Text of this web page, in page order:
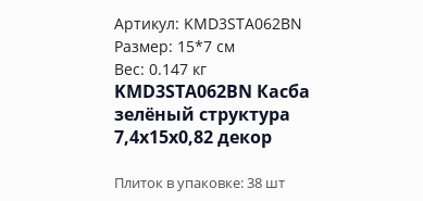
Артикул: KMD3STA062BN
Размер: 15*7 см
Вес: 0.147 кг
KMD3STA062BN Касба
зелёный структура
7,4x15x0,82 декор
Плиток в упаковке:38 шт